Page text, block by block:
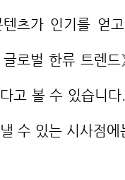
로벌 한류 트렌
다고 볼 수 있습니
수 있는 시사점